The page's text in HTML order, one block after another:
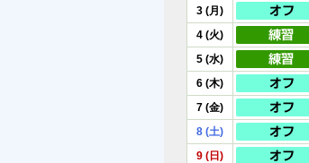
3 (月)
4 (火)
5 (水)
6 (木)
7 (金)
8 (土)
9 (日)